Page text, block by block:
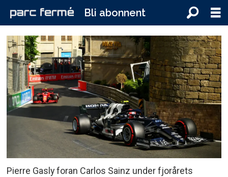
Bli abonnent
Pierre Gasly foran Carlos Sainz under fjorårets